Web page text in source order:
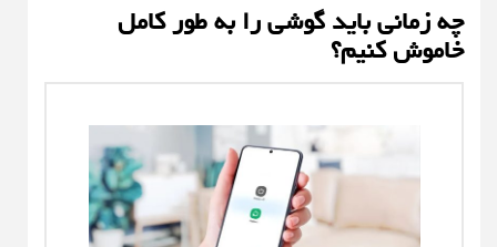
چه زمانی باید گوشی را به طور کامل
خاموش کنیم؟